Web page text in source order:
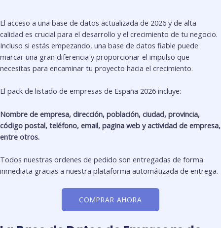
El acceso a una base de datos actualizada de 2026 y de alta
calidad es crucial para el desarrollo y el crecimiento de tu negocio.
Incluso si estás empezando, una base de datos fiable puede
marcar una gran diferencia y proporcionar el impulso que
necesitas para encaminar tu proyecto hacia el crecimiento.
El pack de listado de empresas de España 2026 incluye:
Nombre de empresa, dirección, población, ciudad, provincia,
código postal, teléfono, email, pagina web y actividad de empresa,
entre otros.
Todos nuestras ordenes de pedido son entregadas de forma
inmediata gracias a nuestra plataforma automátizada de entrega.
COMPRAR AHORA